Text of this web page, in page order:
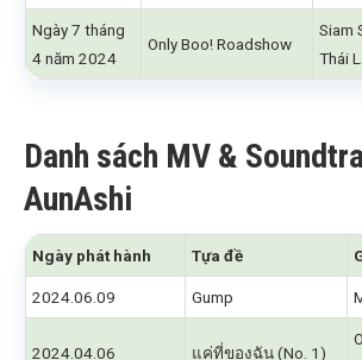
Ngày 7 tháng
4 năm 2024
Only Boo! Roadshow
Siam
Thái
Danh sách MV &
AunAshi
Ngày phát hành Tựa đề
2024.06.09 Gump
2024.04.06 แค่ที่ของฉัน (No. 1)